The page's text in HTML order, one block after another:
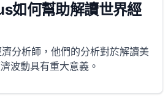
如何幫助解讀世界經
分析師，他們的分析對於解讀美
波動具有重大意義。